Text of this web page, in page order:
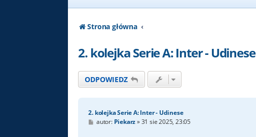
Strona główna
2. kolejka Serie A: Inter - Udinese
ODPOWIEDZ
2. kolejka Serie A: Inter - Udinese
Pautor: Piekarz»31 sie 2025, 23:05